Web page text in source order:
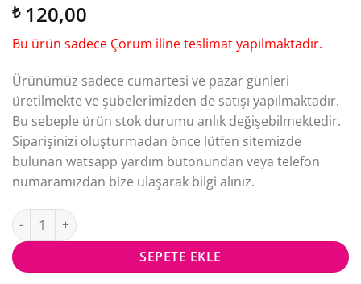
₺120,00
Bu ürün sadece Çorum iline teslimat yapılmaktadır.
Ürünümüz sadece cumartesi ve pazar günleri
üretilmekte ve şubelerimizden de satışı yapılmaktadır.
Bu sebeple ürün stok durumu anlık değişebilmektedir.
Siparişinizi oluşturmadan önce lütfen sitemizde
bulunan watsapp yardım butonundan veya telefon
numaramızdan bize ulaşarak bilgi alınız.
Katmer adet
SEPETE EKLE